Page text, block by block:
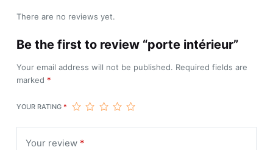
There are no reviews yet.
Be the first to review “porte intérieur”
Your email address will not be published. Required fields are
marked *
YOUR RATING *
Your review *